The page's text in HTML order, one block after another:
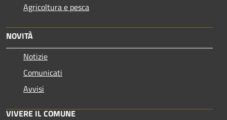
Agricoltura e pesca
NOVITÀ
Notizie
Comunicati
Avvisi
VIVERE IL COMUNE